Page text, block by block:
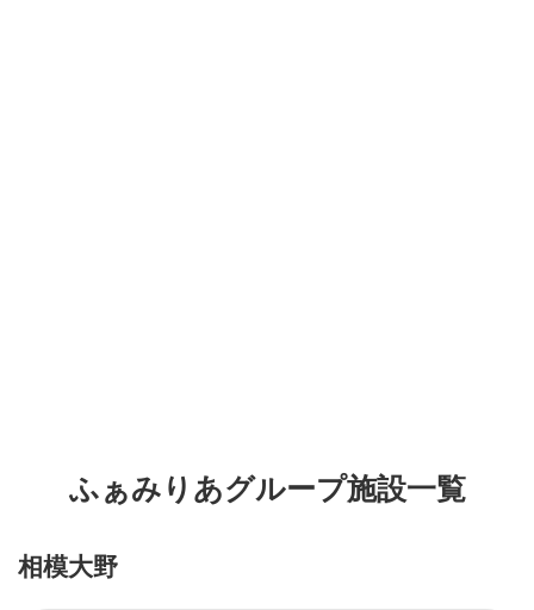
ふぁみりあグループ施設一覧
相模大野